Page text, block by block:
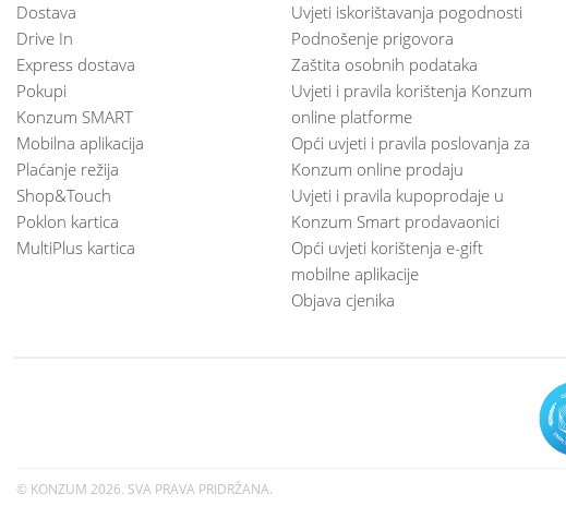
Dostava
Drive In
Express dostava
Pokupi
Konzum SMART
Mobilna aplikacija
Plaćanje režija
Shop&Touch
Poklon kartica
MultiPlus kartica
Uvjeti iskorištavanja pogodnosti
Podnošenje prigovora
Zaštita osobnih podataka
Uvjeti i pravila korištenja Konzum
online platforme
Opći uvjeti i pravila poslovanja za
Konzum online prodaju
Uvjeti i pravila kupoprodaje u
Konzum Smart prodavaonici
Opći uvjeti korištenja e-gift
mobilne aplikacije
Objava cjenika
© KONZUM 2026. SVA PRAVA PRIDRŽANA.